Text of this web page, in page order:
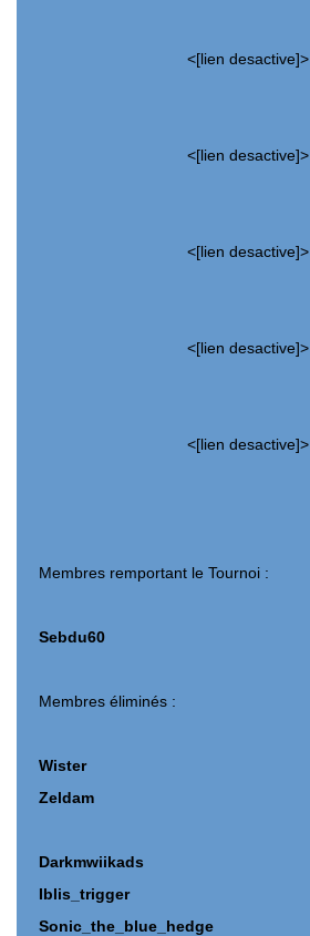
<[lien desactive]>
<[lien desactive]>
<[lien desactive]>
<[lien desactive]>
<[lien desactive]>
Membres remportant le Tournoi :
Sebdu60
Membres éliminés :
Wister
Zeldam
Darkmwiikads
Iblis_trigger
Sonic_the_blue_hedge